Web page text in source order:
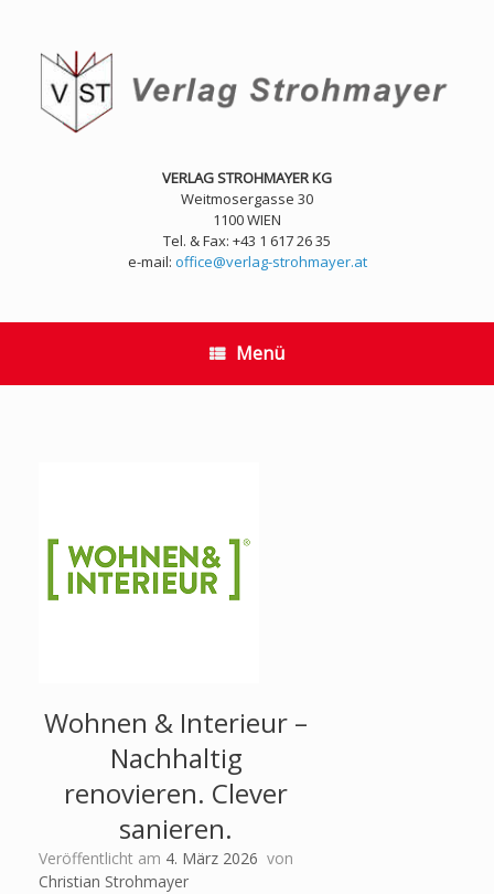
springen
VERLAG STROHMAYER KG
Weitmosergasse 30
1100 WIEN
Tel. & Fax: +43 1 617 26 35
e-mail: office@verlag-strohmayer.at
Menü
Wohnen & Interieur –
Nachhaltig
renovieren. Clever
sanieren.
Veröffentlicht am 4. März 2026 von
Christian Strohmayer